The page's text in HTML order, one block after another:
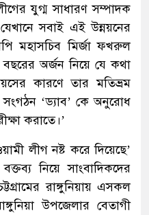
যুগ্ম সাধারণ সম্পাদক
সবাই এই উন্নয়নের
মহাসচিব মির্জা ফখরুল
অর্জন নিয়ে যে কথা
কারণে তার মতিভ্রম
সংগঠন ‘ড্যাব’ কে অনুরোধ
করাতে।’
লীগ নষ্ট করে দিয়েছে’
নিয়ে সাংবাদিকদের
রাঙ্গুনিয়ায় এসকল
উপজেলার বেতাগী